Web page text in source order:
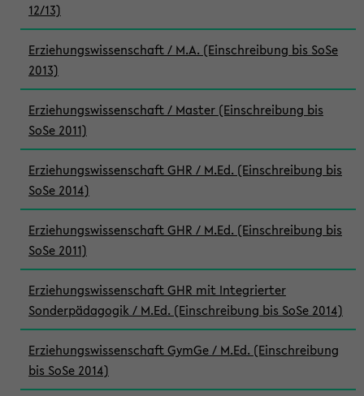
12/13)
Erziehungswissenschaft / M.A. (Einschreibung bis SoSe
2013)
Erziehungswissenschaft / Master (Einschreibung bis
SoSe 2011)
Erziehungswissenschaft GHR / M.Ed. (Einschreibung bis
SoSe 2014)
Erziehungswissenschaft GHR / M.Ed. (Einschreibung bis
SoSe 2011)
Erziehungswissenschaft GHR mit Integrierter
Sonderpädagogik / M.Ed. (Einschreibung bis SoSe 2014)
Erziehungswissenschaft GymGe / M.Ed. (Einschreibung
bis SoSe 2014)